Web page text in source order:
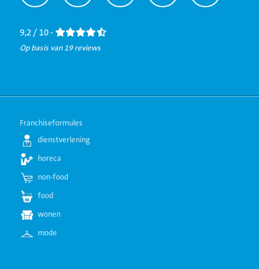
naar
naar
naar
naar
naar
9,2 / 10 -
Op basis van 19 reviews
Franchiseformules
dienstverlening
horeca
non-food
food
wonen
mode